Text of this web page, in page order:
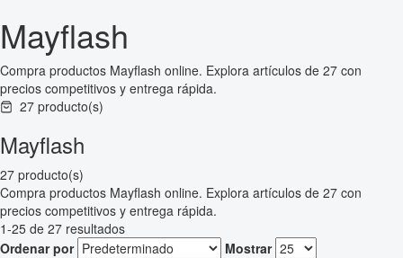
Mayflash
Compra productos Mayflash online. Explora artículos de 27 con
precios competitivos y entrega rápida.
27 producto(s)
Mayflash
27 producto(s)
Compra productos Mayflash online. Explora artículos de 27 con
precios competitivos y entrega rápida.
1-25 de 27 resultados
Ordenar por
Mostrar